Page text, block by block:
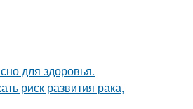
для здоровья.
риск развития рака,